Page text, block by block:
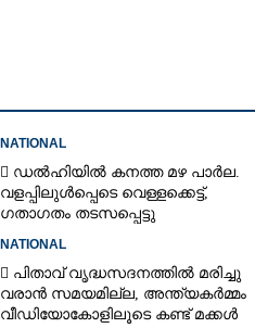
NATIONAL
 ഡൽഹിയിൽ കനത്ത മഴ പാർല.
വളപ്പിലുൾപ്പെടെ വെള്ളക്കെട്ട്,
ഗതാഗതം തടസപ്പെട്ടു
NATIONAL
 പിതാവ് വൃദ്ധസദനത്തിൽ മരിച്ചു
വരാൻ സമയമില്ല,​ അന്ത്യകർമ്മം
വീഡിയോകോളിലൂടെ കണ്ട് മക്കൾ